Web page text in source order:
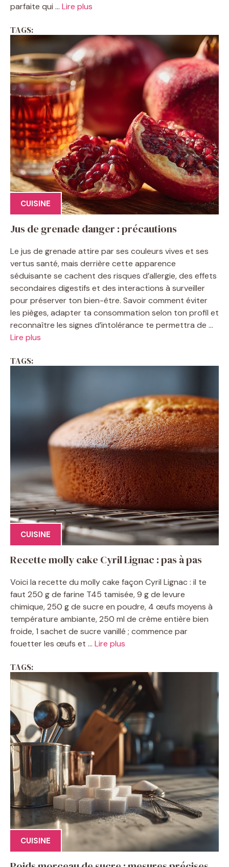
parfaite qui ... Lire plus
TAGS:
CUISINE
Jus de grenade danger : précautions
Le jus de grenade attire par ses couleurs vives et ses
vertus santé, mais derrière cette apparence
séduisante se cachent des risques d’allergie, des effets
secondaires digestifs et des interactions à surveiller
pour préserver ton bien-être. Savoir comment éviter
les pièges, adapter ta consommation selon ton profil et
reconnaître les signes d’intolérance te permettra de ...
Lire plus
TAGS:
CUISINE
Recette molly cake Cyril Lignac : pas à pas
Voici la recette du molly cake façon Cyril Lignac : il te
faut 250 g de farine T45 tamisée, 9 g de levure
chimique, 250 g de sucre en poudre, 4 œufs moyens à
température ambiante, 250 ml de crème entière bien
froide, 1 sachet de sucre vanillé ; commence par
fouetter les œufs et ... Lire plus
TAGS:
CUISINE